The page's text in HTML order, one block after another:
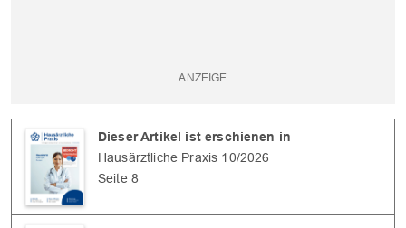
Dieser Artikel ist erschienen in
Hausärztliche Praxis 10/2026
Seite 8